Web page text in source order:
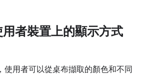
者裝置上的顯示方式
使用者可以從桌布擷取的顏色和不同